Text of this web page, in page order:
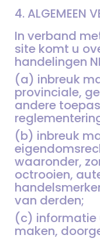
4. ALGEMEEN
In verband
site komt u
handelingen
(a) inbreuk
provinciale,
andere
(b) inbreuk
waaronder,
octrooien,
van derden;
(c) informatie
maken,